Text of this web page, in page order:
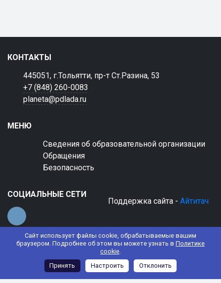
Сайт использует файлы cookie, обрабатываемые вашим
браузером. Подробнее об этом вы можете узнать в Политике
cookie.
Принять
Настроить Отклонить
КОНТАКТЫ
445051, г.Тольятти, пр-т Ст.Разина, 53
+7 (848) 260-0083
planeta@pdlada.ru
МЕНЮ
Сведения об образовательной организации
Обращения
Безопасность
СОЦИАЛЬНЫЕ СЕТИ
Поддержка сайта - Айтитач
© 2022 АНО ДО "Планета детства "Лада"